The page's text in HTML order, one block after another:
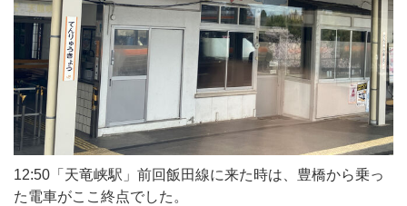
12:50「天竜峡駅」前回飯田線に来た時は、豊橋から乗っ
た電車がここ終点でした。